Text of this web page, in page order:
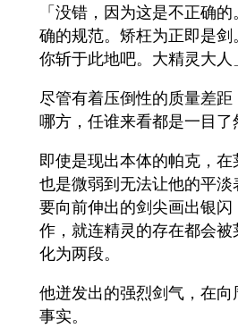
「没错，因为这是不正确
确的规范。矫枉为正即是
你斩于此地吧。大精灵大人
尽管有着压倒性的质量差距
哪方，任谁来看都是一目了
即使是现出本体的帕克，在
也是微弱到无法让他的平
要向前伸出的剑尖画出银
作，就连精灵的存在都会
化为两段。
他迸发出的强烈剑气，在
事实。